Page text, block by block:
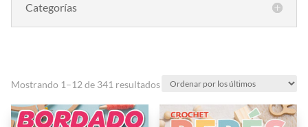
Categorías
Mostrando 1–12 de 341 resultados